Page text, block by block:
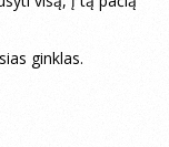
ginklas.